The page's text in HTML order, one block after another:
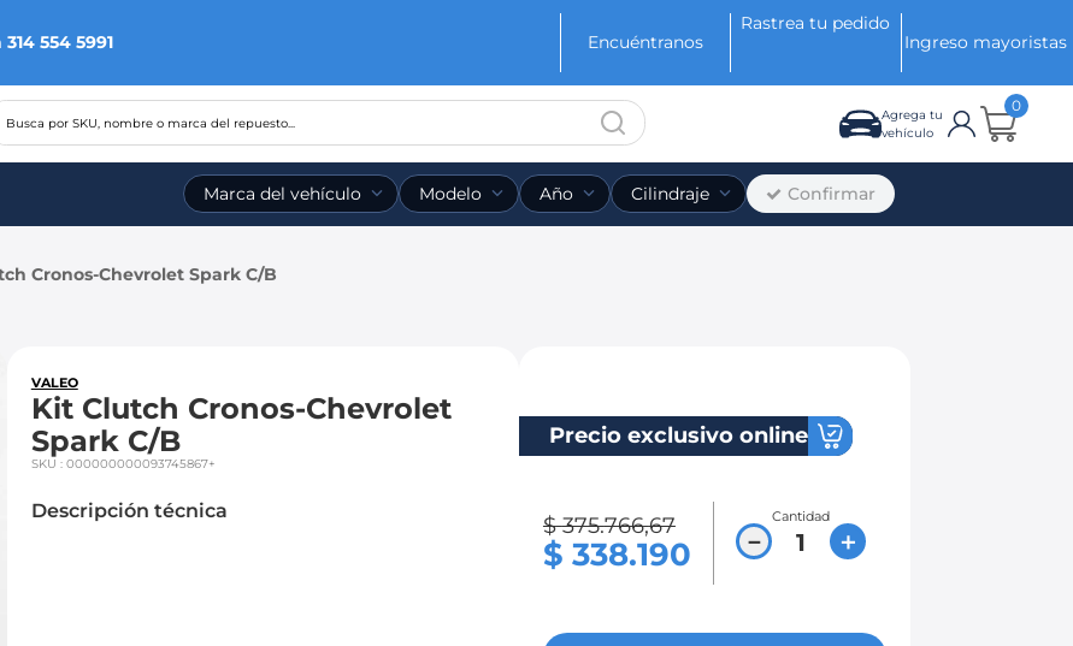
554 5991 Encuéntranos
Rastrea tu pedido
Ingreso mayoristas
por SKU, nombre o marca del repuesto...
Agrega tu
vehículo
0
Marca del vehículo Modelo Año Cilindraje Confirmar
Cronos-Chevrolet Spark C/B
VALEO
Kit Clutch Cronos-Chevrolet
Spark C/B
SKU : 000000000093745867+
Descripción técnica
Precio exclusivo online
$ 375.766,67
$ 338.190
Cantidad
＋
－